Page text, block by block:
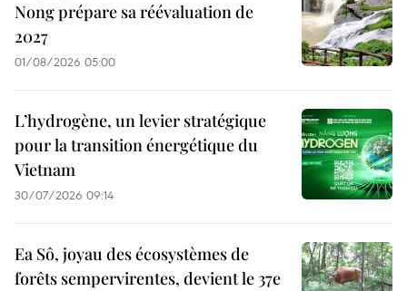
Nong prépare sa réévaluation de
2027
01/08/2026 05:00
L’hydrogène, un levier stratégique
pour la transition énergétique du
Vietnam
30/07/2026 09:14
Ea Sô, joyau des écosystèmes de
forêts sempervirentes, devient le 37e